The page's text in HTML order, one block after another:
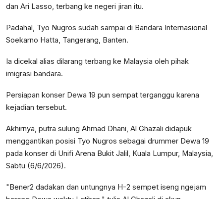
dan Ari Lasso, terbang ke negeri jiran itu.
Padahal, Tyo Nugros sudah sampai di Bandara Internasional
Soekarno Hatta, Tangerang, Banten.
Ia dicekal alias dilarang terbang ke Malaysia oleh pihak
imigrasi bandara.
Persiapan konser Dewa 19 pun sempat terganggu karena
kejadian tersebut.
Akhirnya, putra sulung Ahmad Dhani, Al Ghazali didapuk
menggantikan posisi Tyo Nugros sebagai drummer Dewa 19
pada konser di Unifi Arena Bukit Jalil, Kuala Lumpur, Malaysia,
Sabtu (6/6/2026).
"Bener2 dadakan dan untungnya H-2 sempet iseng ngejam